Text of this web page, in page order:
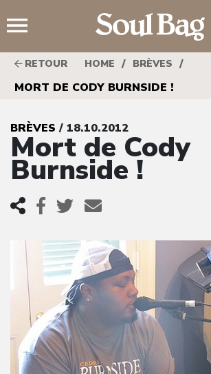
RETOUR HOME / BRÈVES /
MORT DE CODY BURNSIDE !
BRÈVES / 18.10.2012
Mort de Cody
Burnside !